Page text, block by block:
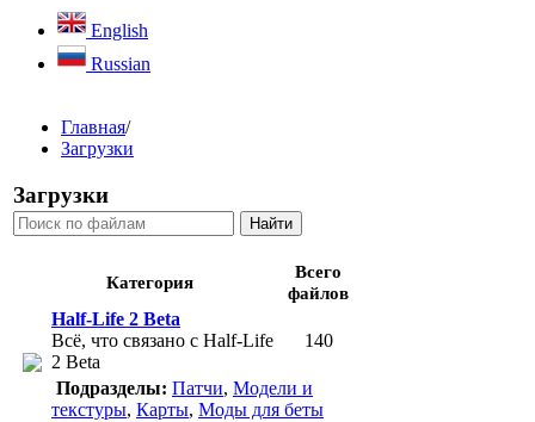
English
Russian
Главная/
Загрузки
Загрузки
Категория
Всего
файлов
Half-Life 2 Beta
Всё, что связано с Half-Life
2 Beta
140
Подразделы: Патчи, Модели и
текстуры, Карты, Моды для беты